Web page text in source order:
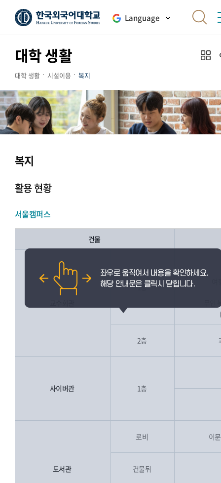
Language
대학 생활
대학 생활 시설이용 복지
복지
활용 현황
서울캠퍼스
건물
1층
2층
사이버관 1층
도서관
로비 이
건물뒤